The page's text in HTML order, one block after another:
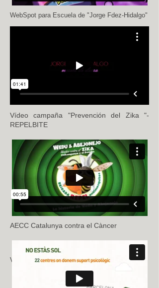
Vídeo evento en "El Passatge". Hotel Murmuri
WebSpot para Escuela de "Jorge Fdez-Hidalgo"
Vídeo campaña "Prevención del Zika "-
REPELBITE
AECC Catalunya contra el Càncer